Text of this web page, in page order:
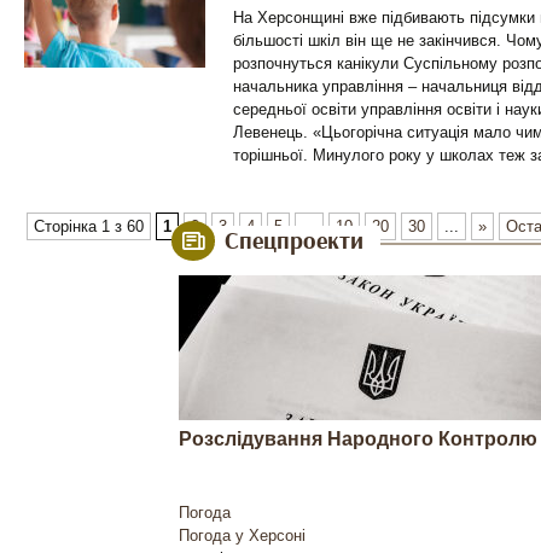
На Херсонщині вже підбивають підсумки
більшості шкіл він ще не закінчився.
розпочнуться канікули Суспільному
начальника управління – начальниця
середньої освіти управління освіти і
Левенець. «Цьогорічна ситуація мало чим
торішньої. Минулого року у школах теж
Сторінка 1 з 60 1 2 3 4 5 10 20 30 ... »
Спецпроекти
Розслідування Народного Контролю
Погода
Погода у Херсоні